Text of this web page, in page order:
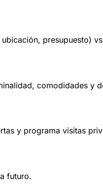
presupuesto)
comodidades y
y programa visitas
futuro.